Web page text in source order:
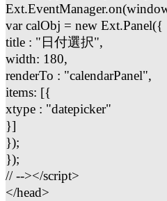
var calObj = new Ext.Panel({
title : "日付選択",
width: 180,
renderTo : "calendarPanel",
items: [{
xtype : "datepicker"
}]
});
});
// --></script>
</head>